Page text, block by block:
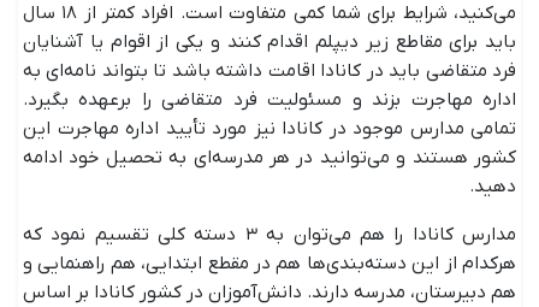
می‌کنید، شرایط برای شما کمی متفاوت است. افراد کمتر از ۱۸ سال
باید برای مقاطع زیر دیپلم اقدام کنند و یکی از اقوام یا آشنایان
فرد متقاضی باید در کانادا اقامت داشته باشد تا بتواند نامه‌ای به
اداره مهاجرت بزند و مسئولیت فرد متقاضی را برعهده بگیرد.
تمامی مدارس موجود در کانادا نیز مورد تأیید اداره مهاجرت این
کشور هستند و می‌توانید در هر مدرسه‌‌ای به تحصیل خود ادامه
دهید.
مدارس کانادا را هم می‌توان به ۳ دسته کلی تقسیم نمود که
هرکدام از این دسته‌بندی‌ها هم در مقطع ابتدایی، هم راهنمایی و
هم دبیرستان، مدرسه دارند. دانش‌آموزان در کشور کانادا بر اساس